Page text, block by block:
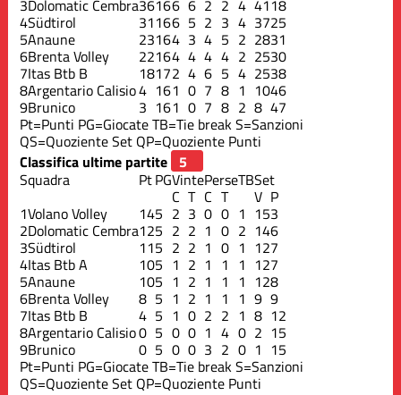
3Dolomatic Cembra36166 6 2 2 4 4118
4Südtirol 31166 5 2 3 4 3725
5Anaune 23164 3 4 5 2 2831
6Brenta Volley 22164 4 4 4 2 2530
7Itas Btb B 18172 4 6 5 4 2538
8Argentario Calisio4 161 0 7 8 1 1046
9Brunico 3 161 0 7 8 2 8 47
Pt=Punti PG=GiocateTB=Tie breakS=Sanzioni
QS=Quoziente Set QP=Quoziente Punti
Classifica ultime partite
Squadra
PtPGVintePerseTBSet
C T C T V P
1Volano Volley 145 2 3 0 0 1 153
2Dolomatic Cembra125 2 2 1 0 2 146
3Südtirol 115 2 2 1 0 1 127
4Itas Btb A 105 1 2 1 1 1 127
5Anaune 105 1 2 1 1 1 128
6Brenta Volley 8 5 1 2 1 1 1 9 9
7Itas Btb B 4 5 1 0 2 2 1 8 12
8Argentario Calisio0 5 0 0 1 4 0 2 15
9Brunico 0 5 0 0 3 2 0 1 15
Pt=Punti PG=GiocateTB=Tie breakS=Sanzioni
QS=Quoziente Set QP=Quoziente Punti